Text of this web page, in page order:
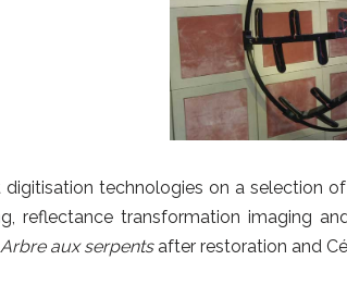
digitisation technologies on a selection
reflectance transformation imaging
Arbre aux serpentsafter restoration and